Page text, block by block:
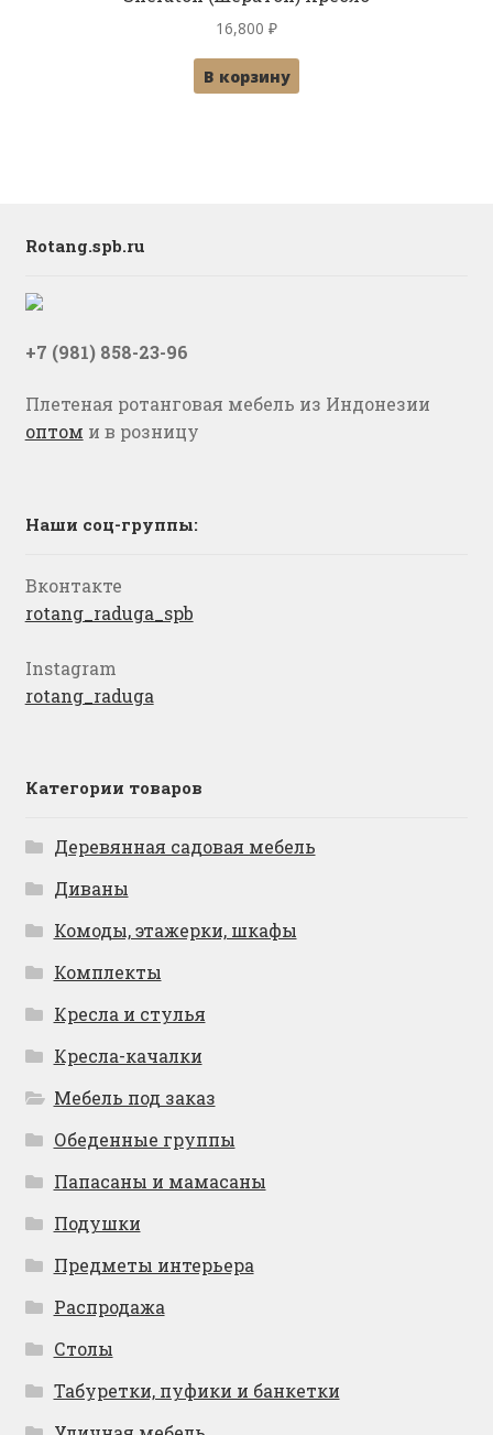
16,800 ₽
В корзину
Rotang.spb.ru
+7 (981) 858-23-96
Плетеная ротанговая мебель из Индонезии
оптом и в розницу
Наши соц-группы:
Вконтакте
rotang_raduga_spb
Instagram
rotang_raduga
Категории товаров
Деревянная садовая мебель
Диваны
Комоды, этажерки, шкафы
Комплекты
Кресла и стулья
Кресла-качалки
Мебель под заказ
Обеденные группы
Папасаны и мамасаны
Подушки
Предметы интерьера
Распродажа
Столы
Табуретки, пуфики и банкетки